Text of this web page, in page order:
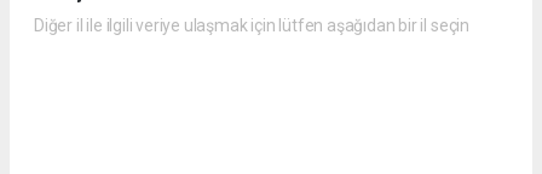
Diğer il ile ilgili veriye ulaşmak için lütfen aşağıdan bir il seçin